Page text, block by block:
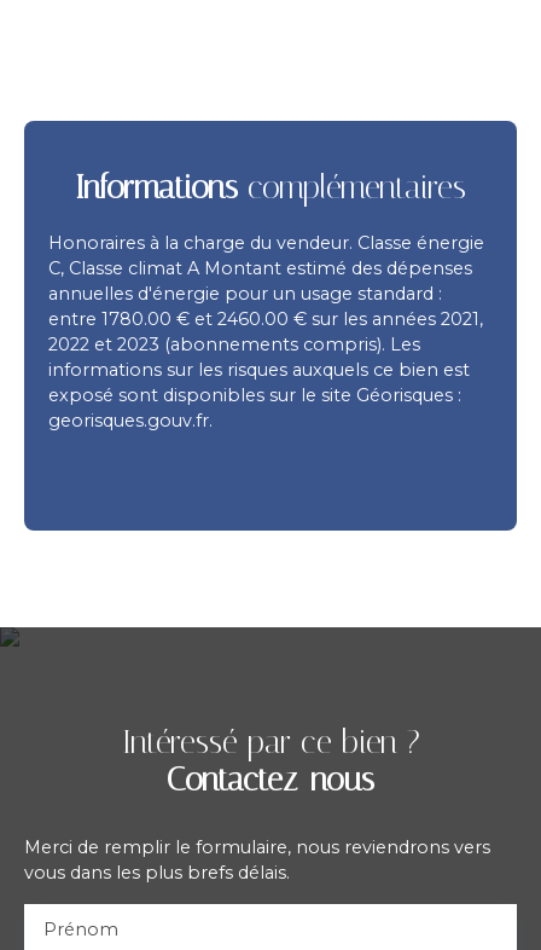
Informations complémentaires
Honoraires à la charge du vendeur. Classe énergie
C, Classe climat A Montant estimé des dépenses
annuelles d'énergie pour un usage standard :
entre 1780.00 € et 2460.00 € sur les années 2021,
2022 et 2023 (abonnements compris). Les
informations sur les risques auxquels ce bien est
exposé sont disponibles sur le site Géorisques :
georisques.gouv.fr.
Intéressé par ce bien ?
Contactez-nous
Merci de remplir le formulaire, nous reviendrons vers
vous dans les plus brefs délais.
Prénom